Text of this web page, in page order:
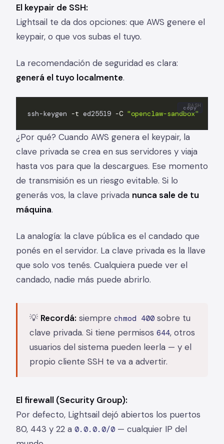
El keypair de SSH:
Lightsail te da dos opciones: que AWS genere el
keypair, o que vos subas el tuyo.
La recomendación de seguridad es clara:
generá el tuyo localmente.
ssh-keygen -t ed25519 -C "openclaw-sandbox"
copy
¿Por qué? Cuando AWS genera el keypair, la
clave privada se crea en sus servidores y viaja
hasta vos para que la descargues. Ese momento
de transmisión es un riesgo evitable. Si lo
generás vos, la clave privada nunca sale de tu
máquina.
La analogía: la clave pública es el candado que
ponés en el servidor. La clave privada es la llave
que solo vos tenés. Cualquiera puede ver el
candado, nadie más puede abrirlo.
💡 Recordá: siempre chmod 400 sobre tu
clave privada. Si tiene permisos 644, otros
usuarios del sistema pueden leerla — y el
propio cliente SSH te va a advertir.
El firewall (Security Group):
Por defecto, Lightsail dejó abiertos los puertos
80, 443 y 22 a 0.0.0.0/0 — cualquier IP del